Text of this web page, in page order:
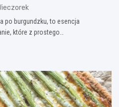
po burgundzku, to esencja
które z prostego…